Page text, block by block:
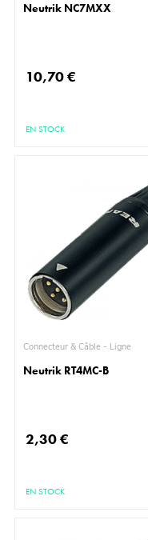
Neutrik NC7MXX
10,70 €
EN STOCK
Connecteur & Câble - Ligne
Neutrik RT4MC-B
2,30 €
EN STOCK